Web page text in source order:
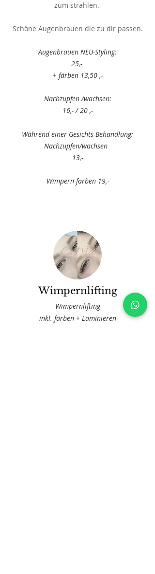
zum strahlen.
Schöne Augenbrauen die zu dir passen.
Augenbrauen NEU-Styling:
25,-
+ färben 13,50 ,-
Nachzupfen /wachsen:
16,- / 20 ,-
Während einer Gesichts-Behandlung:
Nachzupfen/wachsen
13,-
Wimpern färben 19,-
Wimpernlifting
Wimpernlifting
inkl. färben + Laminieren